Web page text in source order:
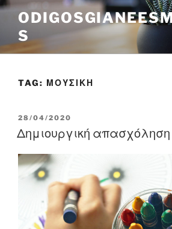
Skip
content
S
TAG: ΜΟΥΣΙΚΗ
POSTED
ON
28/04/2020
Δημιουργική απασχόληση